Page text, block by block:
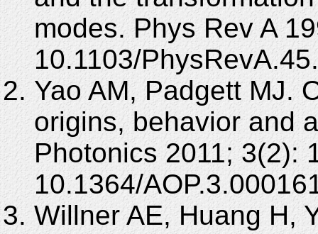
modes. Phys Rev A
10.1103/
Yao AM, Padgett MJ.
origins, behavior and
Photonics 2011; 3(2):
10.1364/
Willner AE, Huang H,